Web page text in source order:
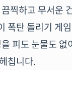
찍하고 무서운
폭탄 돌리기 게
피도 눈물도 없
칩니다.